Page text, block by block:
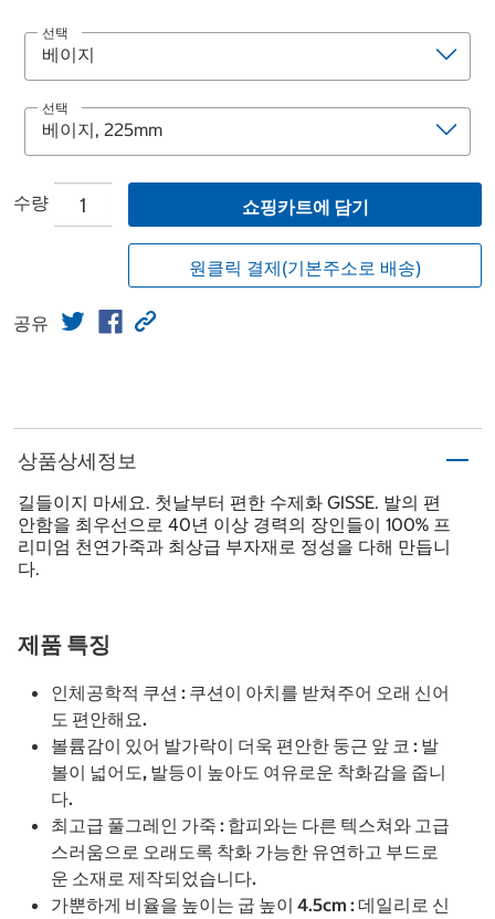
선택
선택
수량 쇼핑카트에 담기
원클릭 결제(기본주소로 배송)
공유
상품상세정보
길들이지 마세요. 첫날부터 편한 수제화 GISSE. 발의 편
안함을 최우선으로 40년 이상 경력의 장인들이 100% 프
리미엄 천연가죽과 최상급 부자재로 정성을 다해 만듭니
다.
제품 특징
인체공학적 쿠션 : 쿠션이 아치를 받쳐주어 오래 신어
도 편안해요.
볼륨감이 있어 발가락이 더욱 편안한 둥근 앞 코 : 발
볼이 넓어도, 발등이 높아도 여유로운 착화감을 줍니
다.
최고급 풀그레인 가죽 : 합피와는 다른 텍스쳐와 고급
스러움으로 오래도록 착화 가능한 유연하고 부드로
운 소재로 제작되었습니다.
가뿐하게 비율을 높이는 굽 높이 4.5cm : 데일리로 신